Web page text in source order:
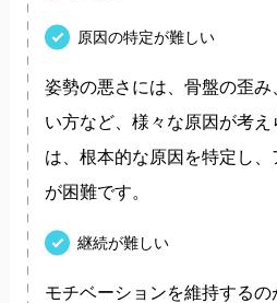
原因の特定が難しい
姿勢の悪さには、骨盤の歪み
い方など、様々な原因が考
は、根本的な原因を特定し、
が困難です。
継続が難しい
モチベーションを維持する